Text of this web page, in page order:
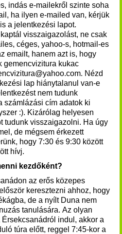
indás e-mailekről szinte soha
ha ilyen e-mailed van, kérjük
a jelentkezési lapot.
visszaigazolást, ne csak
céges, yahoo-s, hotmail-es
emailt, hanem azt is, hogy
gemencvizitura kukac
Nézd
lap hiánytalanul van-e
nem tudunk
számlázási cím adatok ki
:). Kizárólag helyesen
tudunk visszaigazolni. Ha úgy
de mégsem érkezett
hogy 7:30 és 9:30 között
hívj.
kezdőként?
az erős közepes
keresztezni ahhoz, hogy
de a nyílt Duna nem
tanulására. Az olyan
indul, akkor a
túra előtt, reggel 7:45-kor a